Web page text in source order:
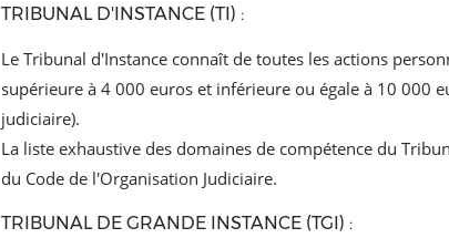
TRIBUNAL D'INSTANCE (TI) :
Le Tribunal d'Instance connaît de toutes les actions
supérieure à 4 000 euros et inférieure ou égale à 10 000
judiciaire).
La liste exhaustive des domaines de compétence du
du Code de l'Organisation Judiciaire.
TRIBUNAL DE GRANDE INSTANCE (TGI) :